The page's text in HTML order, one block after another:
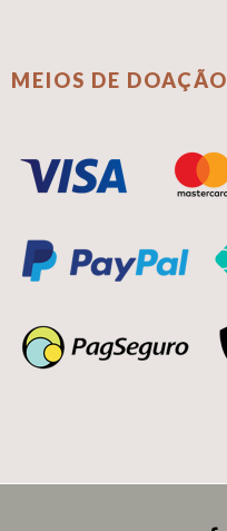
MEIOS DE DOAÇÃO